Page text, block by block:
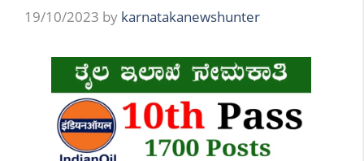
19/10/2023 by karnatakanewshunter